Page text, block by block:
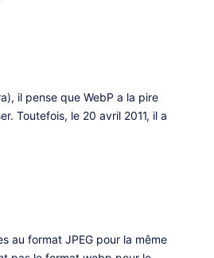
il pense que WebP a la pire
Toutefois, le 20 avril 2011, il a
au format JPEG pour la même